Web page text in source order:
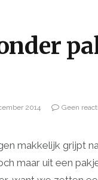
2014 Geen
makkelijk grijpt
maar uit een